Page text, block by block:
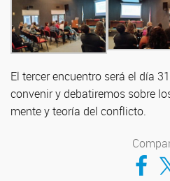
El tercer encuentro será el día
convenir y debatiremos sobre
mente y teoría del conflicto.